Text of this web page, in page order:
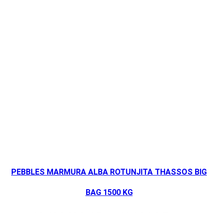
PEBBLES MARMURA ALBA ROTUNJITA THASSOS BIG
BAG 1500 KG